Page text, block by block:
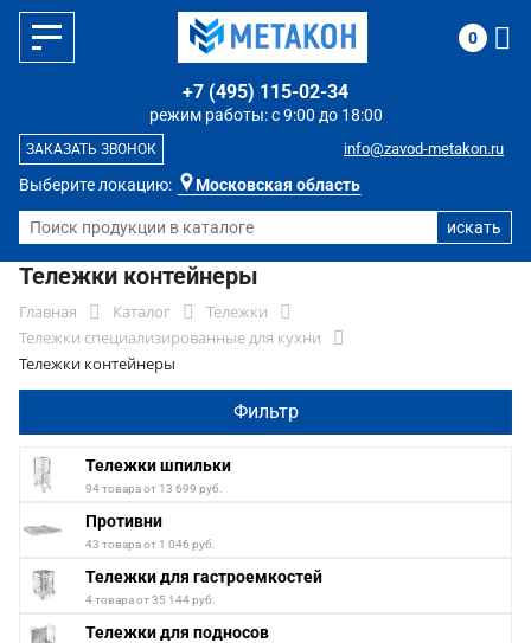
Выберите локацию: Московская область
режим работы: с 9:00 до 18:00
+7 (495) 115-02-34
info@zavod-metakon.ru
ЗАКАЗАТЬ ЗВОНОК
0
Тележки контейнеры
Главная Каталог
Тележки
Тележки специализированные для кухни
Тележки контейнеры
Фильтр
Тележки шпильки
94 товара от 13 699 руб.
Противни
43 товара от 1 046 руб.
Тележки для гастроемкостей
4 товара от 35 144 руб.
Тележки для подносов